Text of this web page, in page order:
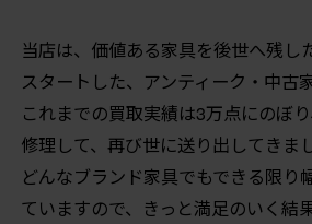
当店は、価値ある家具を後世へ残し
スタートした、アンティーク・中古
これまでの買取実績は3万点にのぼ
修理して、再び世に送り出してきま
どんなブランド家具でもできる限り
ていますので、きっと満足のいく結